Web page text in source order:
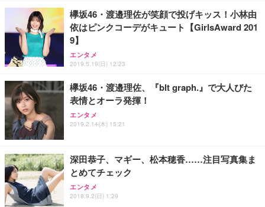
ョン PCチェア 通気性メッシュ ゲーミング/勉強/事
務用 おしゃれ パソコンチェア (ブラック)
Sezlife オフィスチェア デスクチェア 疲れない テレ
ワーク チェア 強化バックレスト 30度ロッキング機
能 人間工学 椅子 腰サポート 90度跳ね上げ式アーム
レスト 3Dヘッドレスト ハンガー付き 高反発クッシ
務用 おしゃれ パソコンチェア (ホワイト)
ANDWINT オフィスチェア デスクチェア 肘なし メ
ッシュ 通気性 ランバーサポート付き 腰サポート ガ
ス圧無段階昇降 360度回転 キャスター付き コンパク
【整備済み品】Dell E2724HS 27インチ 液晶モニタ
ー フルHD（1920×1080）VA 非光沢 HDMI/DisplayP
ort/VGA スピーカー内蔵 高さ調整 スイベル VESA対
応 ComfortView ビジネス向け
￥15,800
【MiniLED/24.5inch/280Hz/FHD】GRAPHT THE S
HOOTER Gaming Monitor 24” Essential ゲーミン
グモニター QD 24.5インチ 1ms FHD 量子ドット 残
Smart Basic(スマートベーシック) 【Amazon.co.jp
限定】 Smart Basic アイリスオーヤマ ペットシーツ
超厚型 お徳用 ワイド 100枚入 (x 1) (ケース販売)
アイリスオーヤマ ペットシーツ 超厚型 お徳用 レギ
ュラー 200枚入【Amazon.co.jp限定】
欅坂46・渡邉理佐が笑顔で投げキッス！小林由
依はピンクコーデがキュート【GirlsAward 201
9】
エンタメ
2019.5.19(日) 12:23
欅坂46・渡邉理佐、『blt graph.』で大人びた
表情とオーラ発揮！
エンタメ
2019.2.14(木) 15:21
深田恭子、マギー、松本穂香……注目写真集ま
とめてチェック
エンタメ
2018.9.2(日) 1:29